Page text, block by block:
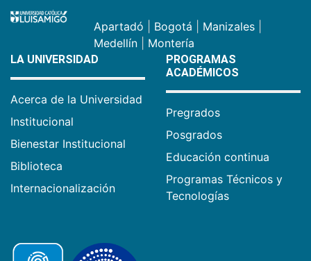
Apartadó Bogotá Manizales
Medellín
Montería
LA UNIVERSIDAD
Acerca de la Universidad
Institucional
Bienestar Institucional
Biblioteca
Internacionalización
PROGRAMAS
ACADÉMICOS
Pregrados
Posgrados
Educación continua
Programas Técnicos y
Tecnologías